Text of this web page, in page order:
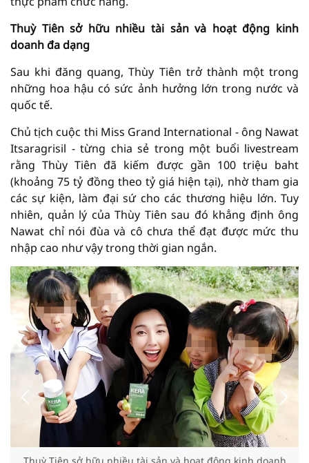
Thuỳ Tiên sở hữu nhiều tài sản và hoạt động kinh
doanh đa dạng
Sau khi đăng quang, Thùy Tiên trở thành một trong
những hoa hậu có sức ảnh hưởng lớn trong nước và
quốc tế.
Chủ tịch cuộc thi Miss Grand International - ông Nawat
Itsaragrisil - từng chia sẻ trong một buổi livestream
rằng Thùy Tiên đã kiếm được gần 100 triệu baht
(khoảng 75 tỷ đồng theo tỷ giá hiện tại), nhờ tham gia
các sự kiện, làm đại sứ cho các thương hiệu lớn. Tuy
nhiên, quản lý của Thùy Tiên sau đó khẳng định ông
Nawat chỉ nói đùa và cô chưa thể đạt được mức thu
nhập cao như vậy trong thời gian ngắn.